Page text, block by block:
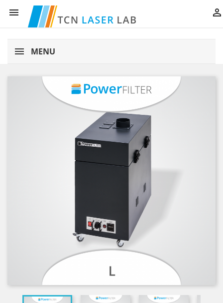
 
MENU